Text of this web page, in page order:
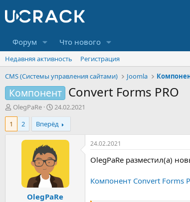
Форум Что нового
Недавняя активность
Регистрация
CMS (Системы управления сайтами)
Joomla
Компонент Convert Forms PRO
А
в
о
OlegPaRe
Д
а
т
а
н
а
ч
а
л
а
24.02.2021
1
2 Вперёд
OlegPaRe
24.02.2021
OlegPaRe разместил(а)
Компонент Convert Forms